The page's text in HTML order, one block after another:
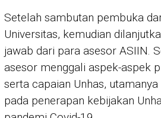
Setelah sambutan pembuka
Universitas, kemudian
jawab dari para asesor ASIIN.
asesor menggali aspek-aspek
serta capaian Unhas,
pada penerapan kebijakan